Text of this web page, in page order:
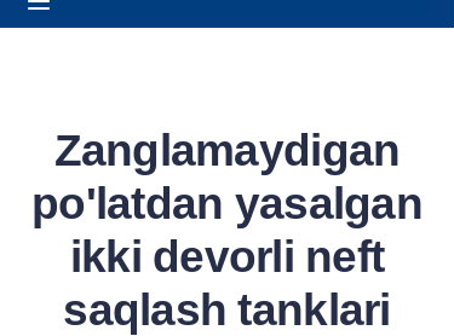
Zanglamaydigan
po'latdan yasalgan
ikki devorli neft
saqlash tanklari
Iqtibos so'rash
Yangiliklar